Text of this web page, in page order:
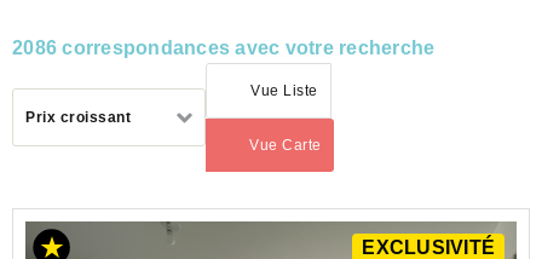
2086 correspondances avec votre recherche
Prix croissant
Vue Liste
Vue Carte
(activé)
ACHAT
APPARTEMENT
EXCLUSIVITÉ